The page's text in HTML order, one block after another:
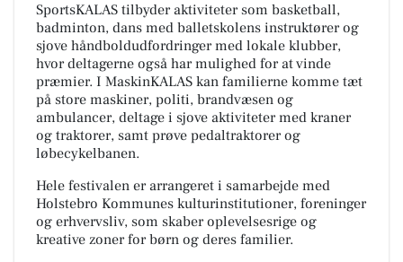
SportsKALAS tilbyder aktiviteter som basketball,
badminton, dans med balletskolens instruktører og
sjove håndboldudfordringer med lokale klubber,
hvor deltagerne også har mulighed for at vinde
præmier. I MaskinKALAS kan familierne komme tæt
på store maskiner, politi, brandvæsen og
ambulancer, deltage i sjove aktiviteter med kraner
og traktorer, samt prøve pedaltraktorer og
løbecykelbanen.
Hele festivalen er arrangeret i samarbejde med
Holstebro Kommunes kulturinstitutioner, foreninger
og erhvervsliv, som skaber oplevelsesrige og
kreative zoner for børn og deres familier.